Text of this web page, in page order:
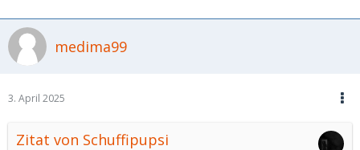
medima99
3. April 2025
Zitat von Schuffipupsi